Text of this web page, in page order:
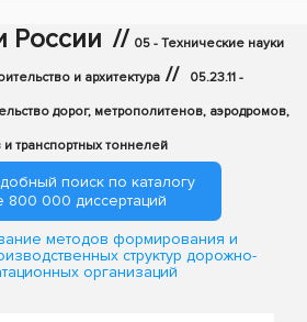
России // 05 - Технические науки
и архитектура // 05.23.11 -
дорог, метрополитенов, аэродромов,
и транспортных тоннелей
поиск по каталогу
800 000 диссертаций
методов формирования и
структур дорожно-
организаций